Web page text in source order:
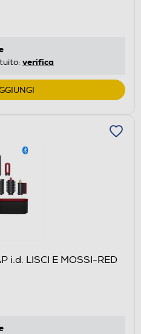
verifica
i.d. LISCI E MOSSI-RED